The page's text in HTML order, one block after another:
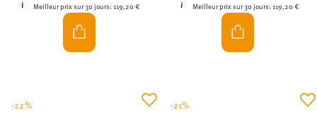
Meilleur prix sur 30 jours:119,20 € Meilleur prix sur 30 jours: 119,20 €
-22% -21%